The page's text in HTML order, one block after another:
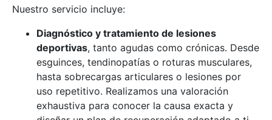
Nuestro servicio incluye:
Diagnóstico y tratamiento de lesiones
deportivas, tanto agudas como crónicas. Desde
esguinces, tendinopatías o roturas musculares,
hasta sobrecargas articulares o lesiones por
uso repetitivo. Realizamos una valoración
exhaustiva para conocer la causa exacta y